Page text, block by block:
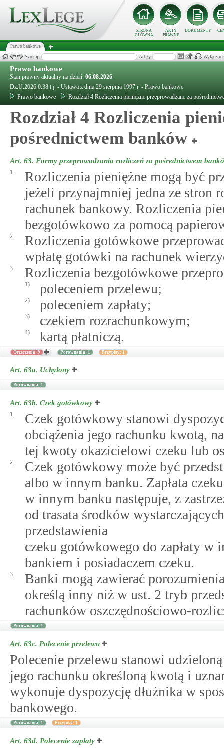
STRONA
GŁÓWNA
AKTY
PRAWNE
DOKUMENTY
Prawo bankowe
Szukaj: Art./§ Wyłącz
Prawo bankowe
Stan prawny aktualny na dzień: 06.08.2026
Dz.U.2026.0.38 t.j. - Ustawa z dnia 29 sierpnia 1997 r. - Prawo bankowe
Prawo bankowe
Rozdział 4 Rozliczenia pieniężne przeprowadzane za
Rozdział 4 Rozliczenia
pośrednictwem banków
Art. 63. Formy przeprowadzania rozliczeń za pośrednictwem
1.
Rozliczenia pieniężne mogą być
jeżeli przynajmniej jedna ze stron
rachunek bankowy. Rozliczenia
bezgotówkowo za pomocą
2.
Rozliczenia gotówkowe
wpłatę gotówki na rachunek
3. Rozliczenia bezgotówkowe
1) poleceniem przelewu;
2) poleceniem zapłaty;
3) czekiem rozrachunkowym;
4) kartą płatniczą.
Orzeczenia: 9 Porównania: 1 Przypisy: 1
Art. 63a. Uchylony
Porównania: 1
Art. 63b. Czek gotówkowy
1.
Czek gotówkowy stanowi
obciążenia jego rachunku kwotą,
tej kwoty okazicielowi czeku lub
2.
Czek gotówkowy może być
albo w innym banku. Zapłata
w innym banku następuje, z
od trasata środków
przedstawienia
czeku gotówkowego do zapłaty
bankiem i posiadaczem czeku.
3.
Banki mogą zawierać
określą inny niż w ust. 2 tryb
rachunków oszczędnościowo-
Porównania: 1
Art. 63c. Polecenie przelewu
Polecenie przelewu stanowi
jego rachunku określoną kwotą i
wykonuje dyspozycję dłużnika w
bankowego.
Porównania: 1 Przypisy: 1
Art. 63d. Polecenie zapłaty